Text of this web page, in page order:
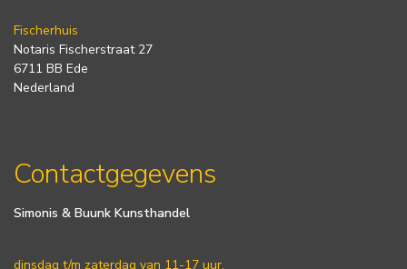
Fischerhuis
Notaris Fischerstraat 27
6711 BB Ede
Nederland
Contactgegevens
Simonis & Buunk Kunsthandel
dinsdag t/m zaterdag van 11-17 uur.